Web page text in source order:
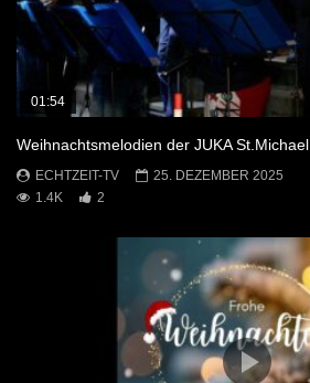
01:54
Weihnachtsmelodien der JUKA St.Michael
ECHTZEIT-TV
25. DEZEMBER 2025
1.4K
2